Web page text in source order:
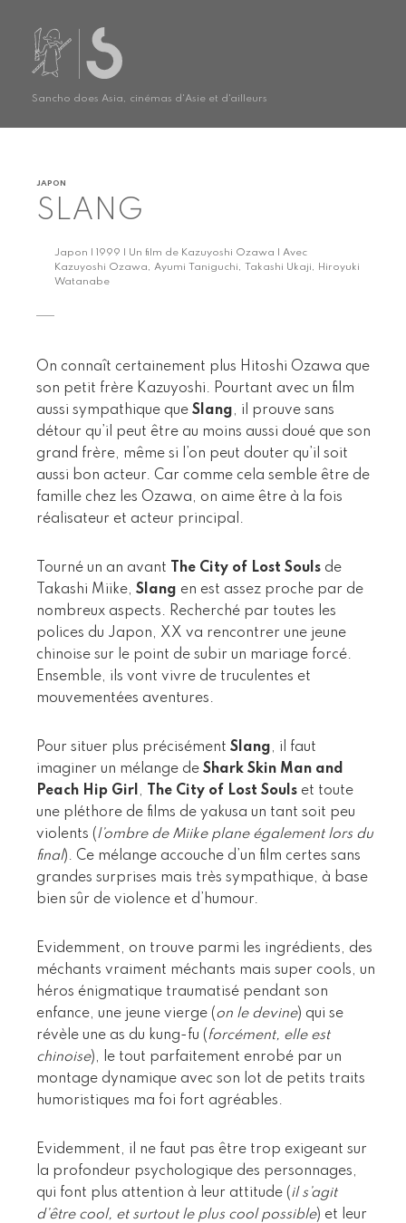
Sancho does Asia, cinémas d'Asie et d'ailleurs
JAPON
SLANG
Japon | 1999 | Un film de Kazuyoshi Ozawa | Avec
Kazuyoshi Ozawa, Ayumi Taniguchi, Takashi Ukaji, Hiroyuki
Watanabe
On connaît certainement plus Hitoshi Ozawa que
son petit frère Kazuyoshi. Pourtant avec un film
aussi sympathique que Slang, il prouve sans
détour qu’il peut être au moins aussi doué que son
grand frère, même si l’on peut douter qu’il soit
aussi bon acteur. Car comme cela semble être de
famille chez les Ozawa, on aime être à la fois
réalisateur et acteur principal.
Tourné un an avant The City of Lost Souls de
Takashi Miike, Slang en est assez proche par de
nombreux aspects. Recherché par toutes les
polices du Japon, XX va rencontrer une jeune
chinoise sur le point de subir un mariage forcé.
Ensemble, ils vont vivre de truculentes et
mouvementées aventures.
Pour situer plus précisément Slang, il faut
imaginer un mélange de Shark Skin Man and
Peach Hip Girl , The City of Lost Souls et toute
une pléthore de films de yakusa un tant soit peu
violents (l’ombre de Miike plane également lors du
final). Ce mélange accouche d’un film certes sans
grandes surprises mais très sympathique, à base
bien sûr de violence et d’humour.
Evidemment, on trouve parmi les ingrédients, des
méchants vraiment méchants mais super cools, un
héros énigmatique traumatisé pendant son
enfance, une jeune vierge (on le devine) qui se
révèle une as du kung-fu (forcément, elle est
chinoise), le tout parfaitement enrobé par un
montage dynamique avec son lot de petits traits
humoristiques ma foi fort agréables.
Evidemment, il ne faut pas être trop exigeant sur
la profondeur psychologique des personnages,
qui font plus attention à leur attitude (il s’agit
d’être cool, et surtout le plus cool possible) et leur